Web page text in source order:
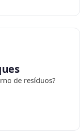
de resíduos?